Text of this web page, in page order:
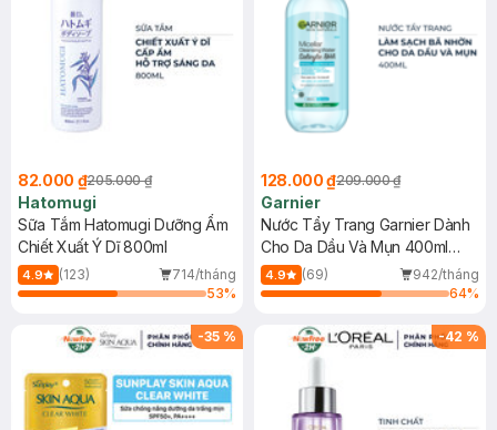
82.000 ₫205.000 ₫
Hatomugi
Sữa Tắm Hatomugi Dưỡng Ẩm
Chiết Xuất Ý Dĩ 800ml
4.9 (123)
714/tháng
53%
128.000 ₫209.000 ₫
Garnier
Nước Tẩy Trang Garnier Dành
Cho Da Dầu Và Mụn 400ml
(Mới)
4.9 (69)
942/tháng
64%
-35 % -42 %